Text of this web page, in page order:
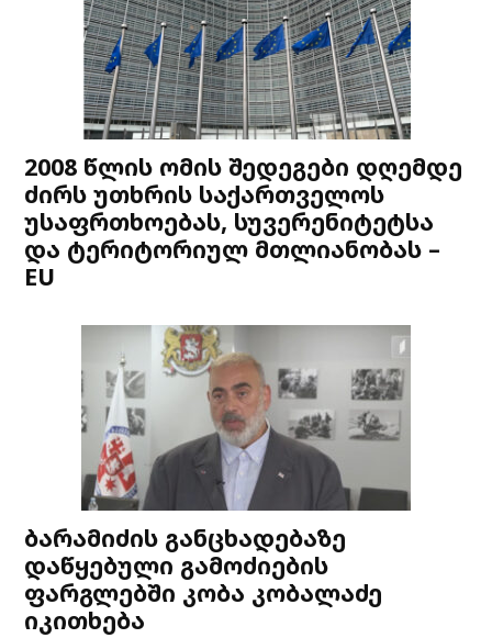
2008 წლის ომის შედეგები დღემდე
ძირს უთხრის საქართველოს
უსაფრთხოებას, სუვერენიტეტსა
და ტერიტორიულ მთლიანობას –
EU
ბარამიძის განცხადებაზე
დაწყებული გამოძიების
ფარგლებში კობა კობალაძე
იკითხება